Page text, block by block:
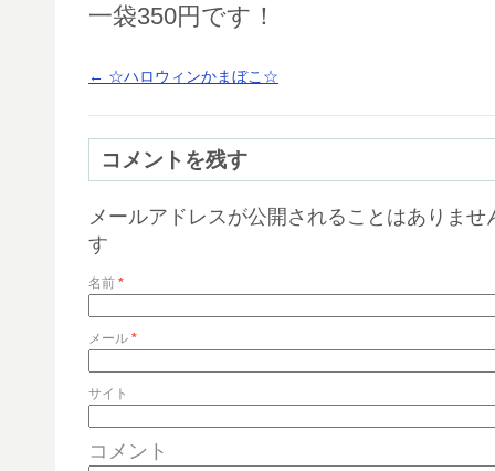
一袋350円です！
← ☆ハロウィンかまぼこ☆
コメントを残す
メールアドレスが公開されることはありませ
す
名前 *
メール *
サイト
コメント